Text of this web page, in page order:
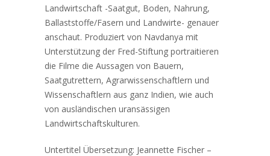
Landwirtschaft -Saatgut, Boden, Nahrung,
Ballaststoffe/Fasern und Landwirte- genauer
anschaut. Produziert von Navdanya mit
Unterstützung der Fred-Stiftung portraitieren
die Filme die Aussagen von Bauern,
Saatgutrettern, Agrarwissenschaftlern und
Wissenschaftlern aus ganz Indien, wie auch
von ausländischen uransässigen
Landwirtschaftskulturen.
Untertitel Übersetzung: Jeannette Fischer –